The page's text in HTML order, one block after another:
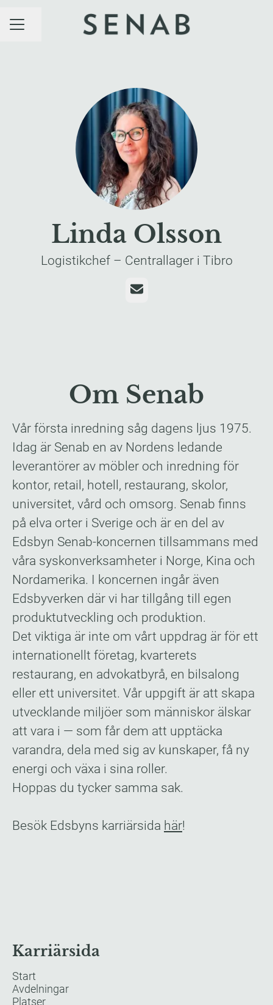
KARRIÄRMENY
Dela sidan
Linda Olsson
Logistikchef – Centrallager i Tibro
E-post
Om Senab
Vår första inredning såg dagens ljus 1975.
Idag är Senab en av Nordens ledande
leverantörer av möbler och inredning för
kontor, retail, hotell, restaurang, skolor,
universitet, vård och omsorg. Senab finns
på elva orter i Sverige och är en del av
Edsbyn Senab-koncernen tillsammans med
våra syskonverksamheter i Norge, Kina och
Nordamerika. I koncernen ingår även
Edsbyverken där vi har tillgång till egen
produktutveckling och produktion.
Det viktiga är inte om vårt uppdrag är för ett
internationellt företag, kvarterets
restaurang, en advokatbyrå, en bilsalong
eller ett universitet. Vår uppgift är att skapa
utvecklande miljöer som människor älskar
att vara i — som får dem att upptäcka
varandra, dela med sig av kunskaper, få ny
energi och växa i sina roller.
Hoppas du tycker samma sak.
Besök Edsbyns karriärsida här​!
Karriärsida
Start
Avdelningar
Platser